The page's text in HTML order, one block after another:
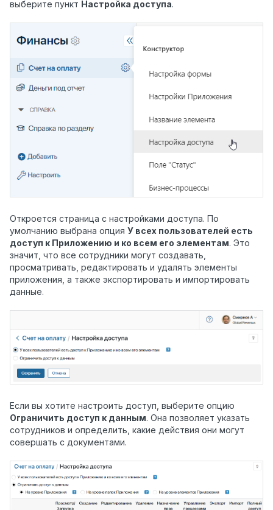
выберите пункт Настройка доступа.
Откроется страница с настройками доступа. По
умолчанию выбрана опция У всех пользователей есть
доступ к Приложению и ко всем его элементам. Это
значит, что все сотрудники могут создавать,
просматривать, редактировать и удалять элементы
приложения, а также экспортировать и импортировать
данные.
Если вы хотите настроить доступ, выберите опцию
Ограничить доступ к данным. Она позволяет указать
сотрудников и определить, какие действия они могут
совершать с документами.